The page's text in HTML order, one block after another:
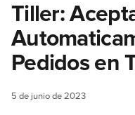
Tiller:
Pedidos en
5 de junio de 2023